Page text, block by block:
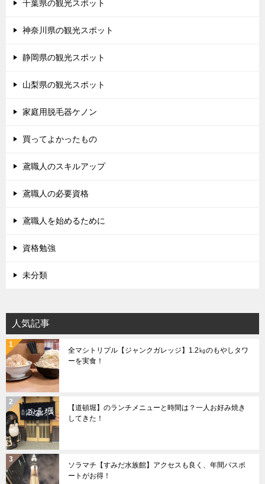
千葉県の観光スポット
神奈川県の観光スポット
静岡県の観光スポット
山梨県の観光スポット
家庭用脱毛器ケノン
買ってよかったもの
鳶職人のスキルアップ
鳶職人の必要資格
鳶職人を始めるために
資格勉強
未分類
人気記事
全マシトリプル【ジャンクガレッジ】1.2㎏のもやしタワ
ーを実食！
【道頓堀】のランチメニューと時間は？一人お好み焼き
してきた！
ソラマチ【すみだ水族館】アクセスも良く、年間パスポ
ートがお得！